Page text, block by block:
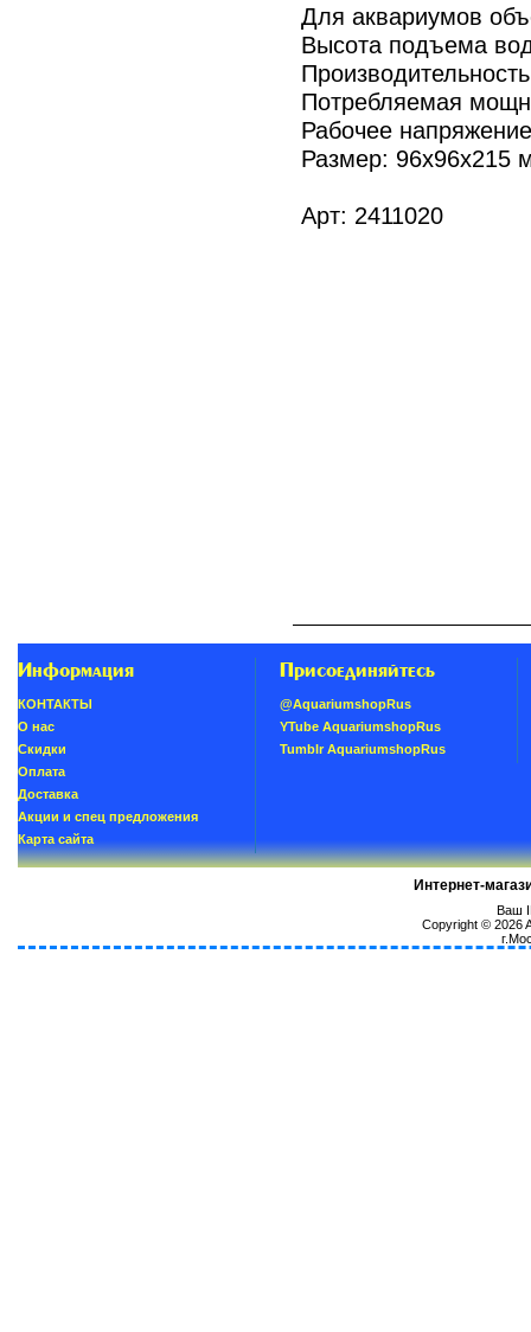
Для аквариумов
Высота подъема
Потребляемая
Рабочее
Размер: 96x96x215
Арт: 2411020
Информация
КОНТАКТЫ
О нас
Скидки
Oплатa
Доставка
Акции и спец предложения
Карта сайта
Присоединяйтесь
@AquariumshopRus
YTube AquariumshopRus
Tumblr AquariumshopRus
Интернет-
Ваш
Copyright © 2026